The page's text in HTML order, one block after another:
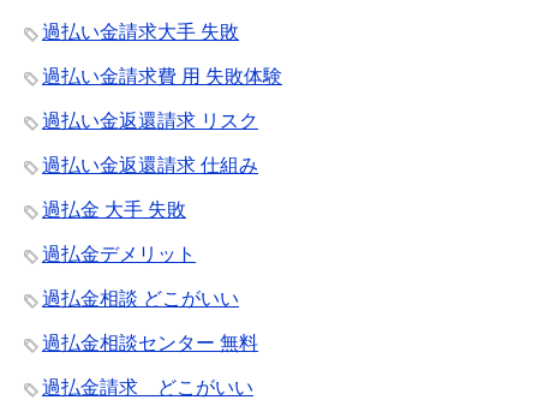
過払い金請求大手 失敗
過払い金請求費 用 失敗体験
過払い金返還請求 リスク
過払い金返還請求 仕組み
過払金 大手 失敗
過払金デメリット
過払金相談 どこがいい
過払金相談センター 無料
過払金請求 どこがいい